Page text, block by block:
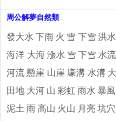
周公解夢自然類
發大水 下雨 火 雪 下雪 洪水
海洋 大海 漲水 雪 下雪 水流
河流 懸崖 山崖 壕溝 水溝
田地 大河 山 彩虹 雨水 暴
泥土 雨 高山 火山 月亮 坑穴